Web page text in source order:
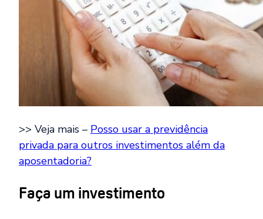
>> Veja mais – Posso usar a previdência
privada para outros investimentos além da
aposentadoria?
Faça um investimento